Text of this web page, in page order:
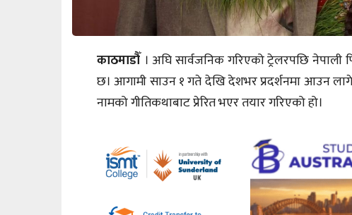
काठमाडौँ । अघि सार्वजनिक गरिएको ट्रेलरपछि
छ। आगामी साउन १ गते देखि देशभर प्रदर्शनमा आउन
नामको गीतिकथाबाट प्रेरित भएर तयार गरिएको हो।